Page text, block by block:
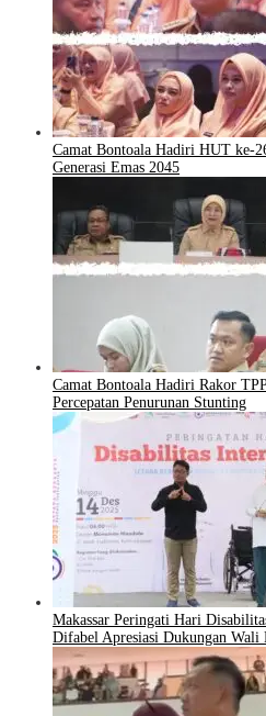
Camat Bontoala Hadiri HUT ke-
Generasi Emas 2045
Camat Bontoala Hadiri Rakor
Percepatan Penurunan Stunting
Makassar Peringati Hari
Difabel Apresiasi Dukungan